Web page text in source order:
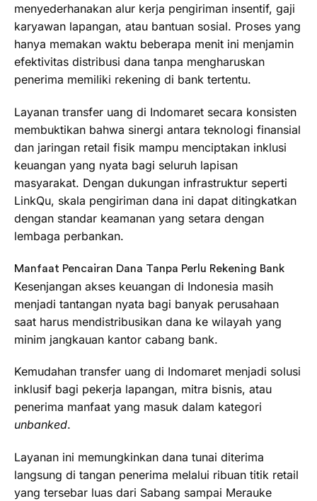
menyederhanakan alur kerja pengiriman insentif, gaji
karyawan lapangan, atau bantuan sosial. Proses yang
hanya memakan waktu beberapa menit ini menjamin
efektivitas distribusi dana tanpa mengharuskan
penerima memiliki rekening di bank tertentu.
Layanan transfer uang di Indomaret secara konsisten
membuktikan bahwa sinergi antara teknologi finansial
dan jaringan retail fisik mampu menciptakan inklusi
keuangan yang nyata bagi seluruh lapisan
masyarakat. Dengan dukungan infrastruktur seperti
LinkQu, skala pengiriman dana ini dapat ditingkatkan
dengan standar keamanan yang setara dengan
lembaga perbankan.
Manfaat Pencairan Dana Tanpa Perlu Rekening Bank
Kesenjangan akses keuangan di Indonesia masih
menjadi tantangan nyata bagi banyak perusahaan
saat harus mendistribusikan dana ke wilayah yang
minim jangkauan kantor cabang bank.
Kemudahan transfer uang di Indomaret menjadi solusi
inklusif bagi pekerja lapangan, mitra bisnis, atau
penerima manfaat yang masuk dalam kategori
unbanked.
Layanan ini memungkinkan dana tunai diterima
langsung di tangan penerima melalui ribuan titik retail
yang tersebar luas dari Sabang sampai Merauke